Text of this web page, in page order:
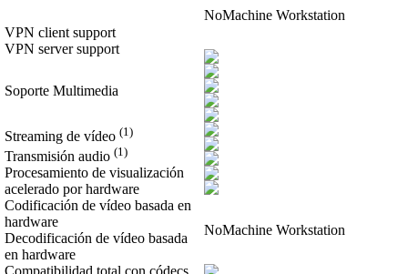
VPN client support
VPN server support
Soporte Multimedia
Streaming de vídeo (1)
Transmisión audio (1)
Procesamiento de visualización
acelerado por hardware
Codificación de vídeo basada en
hardware
Decodificación de vídeo basada
en hardware
NoMachine Workstation
NoMachine Workstation